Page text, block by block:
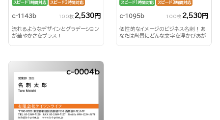
スピード1時間対応 スピード3時間対応
c-1143b 100枚 2,530円
流れるようなデザインとグラデーション
が華やかさをプラス！
スピード1時間対応 スピード3時間対応
c-1095b 100枚 2,530円
個性的なイメージのビジネス名刺！あ
なたは背景にどんな文字を浮かびあが
c-0004b